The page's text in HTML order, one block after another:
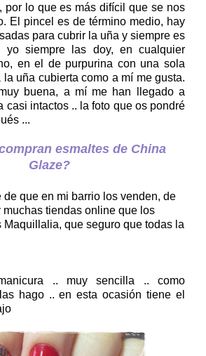
por lo que es más difícil que se nos
El pincel es de término medio, hay
para cubrir la uña y siempre es
yo siempre las doy, en cualquier
en el de purpurina con una sola
uña cubierta como a mí me gusta.
buena, a mí me han llegado a
casi intactos .. la foto que os pondré
...
esmaltes de China
Glaze?
de que en mi barrio los venden, de
muchas tiendas online que los
Maquillalia, que seguro que todas la
.. muy sencilla .. como
hago .. en esta ocasión tiene el